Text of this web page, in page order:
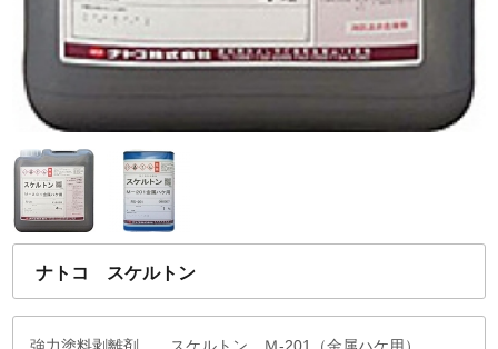
ナトコ スケルトン